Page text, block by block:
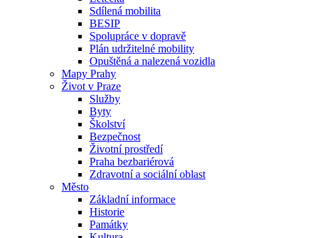
Sdílená mobilita
BESIP
Spolupráce v dopravě
Plán udržitelné mobility
Opuštěná a nalezená vozidla
Mapy Prahy
Život v Praze
Služby
Byty
Školství
Bezpečnost
Životní prostředí
Praha bezbariérová
Zdravotní a sociální oblast
Město
Základní informace
Historie
Památky